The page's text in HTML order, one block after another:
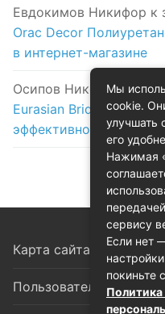
Евдокимов Никифор к
Orac Decor
в интернет-магазине
Осипов Николак
Eurasian Bridge в
эффективность на
Карта сайта
Пользовательское
Мы
cookie.
улучшать
его
Нажимая
сервису
Если нет
покиньте